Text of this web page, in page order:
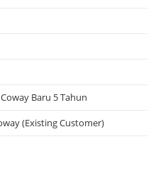
Baru 5 Tahun
(Existing Customer)